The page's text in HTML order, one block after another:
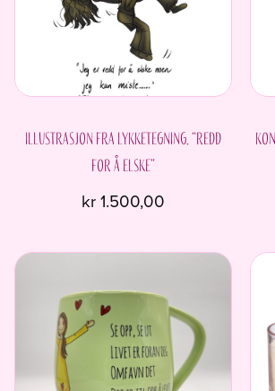
Illustrasjon fra Lykketegning. “Redd
for å elske”
kr1.500,00